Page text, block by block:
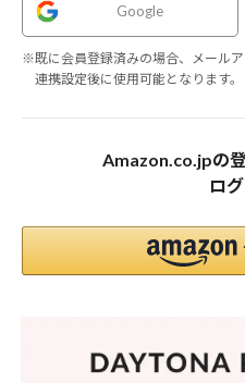
Google
※既に会員登録済みの場合、メール
連携設定後に使用可能となります。
Amazon.co.jpの
ロ